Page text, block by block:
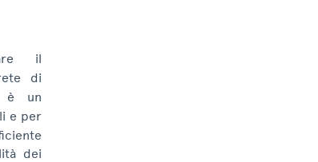
il
di
un
e per
dei